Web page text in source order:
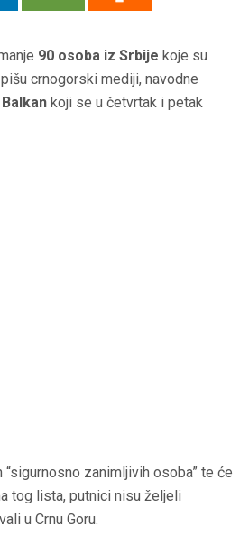
90 osoba iz Srbije koje su
crnogorski mediji, navodne
koji se u četvrtak i petak
zanimljivih osoba” te će
tog lista, putnici nisu željeli
u Crnu Goru.